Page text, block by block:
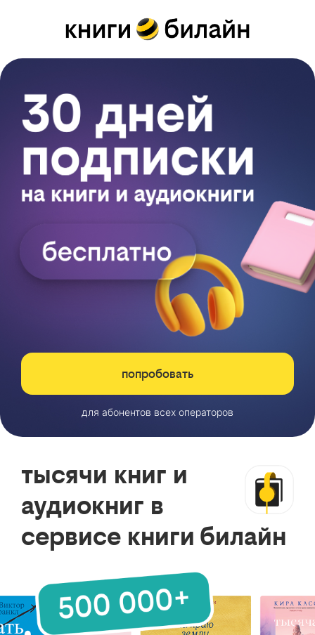
попробовать
для абонентов всех операторов
тысячи книг и
аудиокниг в
сервисе книги билайн